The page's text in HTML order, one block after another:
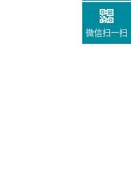
微信扫一扫